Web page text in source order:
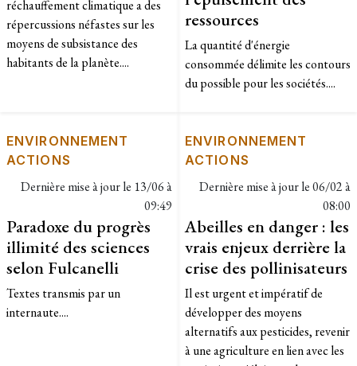
réchauffement climatique a des
répercussions néfastes sur les
moyens de subsistance des
habitants de la planète....
ressources
La quantité d'énergie
consommée délimite les contours
du possible pour les sociétés....
ENVIRONNEMENT
ACTIONS
Dernière mise à jour le 13/06 à
09:49
Paradoxe du progrès
illimité des sciences
selon Fulcanelli
Textes transmis par un
internaute....
ENVIRONNEMENT
ACTIONS
Dernière mise à jour le06/02 à
08:00
Abeilles en danger : les
vrais enjeux derrière la
crise des pollinisateurs
Il est urgent et impératif de
développer des moyens
alternatifs aux pesticides, revenir
à une agriculture en lien avec les